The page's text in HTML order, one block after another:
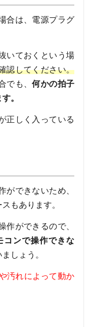
合は、電源プラグ
いておくという場
認してください。
でも、何かの拍子
。
正しく入っている
ができないため、
もあります。
作ができるので、
コンで操作できな
しょう。
汚れによって動か